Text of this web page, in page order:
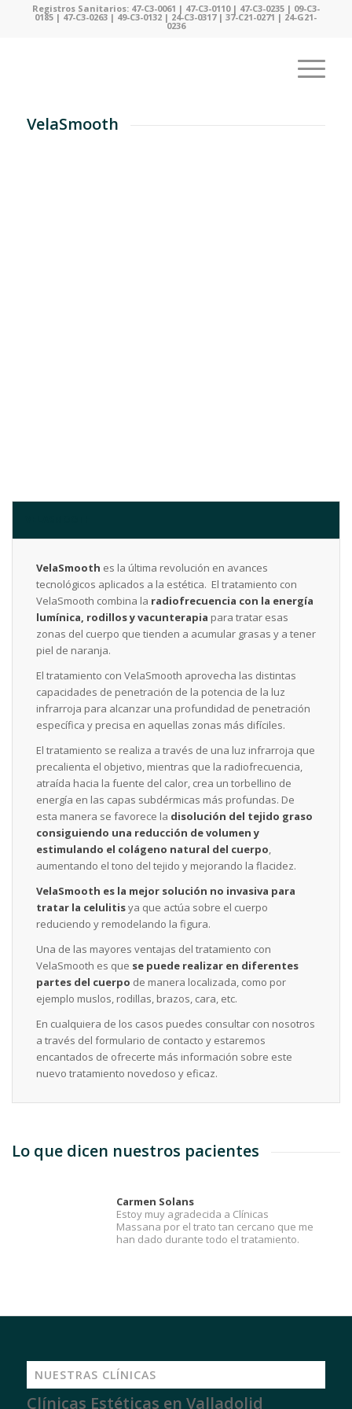
Registros Sanitarios: 47-C3-0061 | 47-C3-0110 | 47-C3-0235 | 09-C3-
0185 | 47-C3-0263 | 49-C3-0132 | 24-C3-0317 | 37-C21-0271 | 24-G21-
0236
VelaSmooth
VelaSmooth es la última revolución en avances
tecnológicos aplicados a la estética. El tratamiento con
VelaSmooth combina la radiofrecuencia con la energía
lumínica, rodillos y vacunterapia para tratar esas
zonas del cuerpo que tienden a acumular grasas y a tener
piel de naranja.
El tratamiento con VelaSmooth aprovecha las distintas
capacidades de penetración de la potencia de la luz
infrarroja para alcanzar una profundidad de penetración
específica y precisa en aquellas zonas más difíciles.
El tratamiento se realiza a través de una luz infrarroja que
precalienta el objetivo, mientras que la radiofrecuencia,
atraída hacia la fuente del calor, crea un torbellino de
energía en las capas subdérmicas más profundas. De
esta manera se favorece la disolución del tejido graso
consiguiendo una reducción de volumen y
estimulando el colágeno natural del cuerpo,
aumentando el tono del tejido y mejorando la flacidez.
VelaSmooth es la mejor solución no invasiva para
tratar la celulitisya que actúa sobre el cuerpo
reduciendo y remodelando la figura.
Una de las mayores ventajas del tratamiento con
VelaSmooth es que se puede realizar en diferentes
partes del cuerpo de manera localizada, como por
ejemplo muslos, rodillas, brazos, cara, etc.
En cualquiera de los casos puedes consultar con nosotros
a través del formulario de contacto y estaremos
encantados de ofrecerte más información sobre este
nuevo tratamiento novedoso y eficaz.
Lo que dicen nuestros pacientes
Carmen Solans
Estoy muy agradecida a Clínicas
Massana por el trato tan cercano que me
han dado durante todo el tratamiento.
NUESTRAS CLÍNICAS
Clínicas Estéticas en Valladolid